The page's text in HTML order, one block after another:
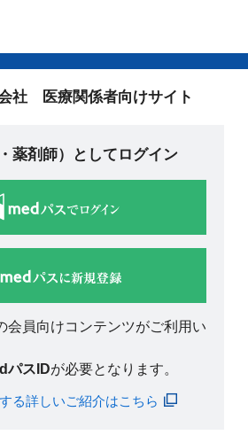
社 医療関係者向けサイト
薬剤師）としてログイン
会員向けコンテンツがご利用い
パスIDが必要となります。
る詳しいご紹介はこちら